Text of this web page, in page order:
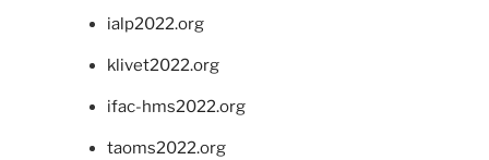
ialp2022.org
klivet2022.org
ifac-hms2022.org
taoms2022.org